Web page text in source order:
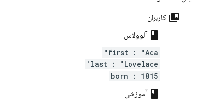
collections_bookmark کاربران
class آلوولاس
first : "Ada"
last : "Lovelace"
born : 1815
class آموزشی